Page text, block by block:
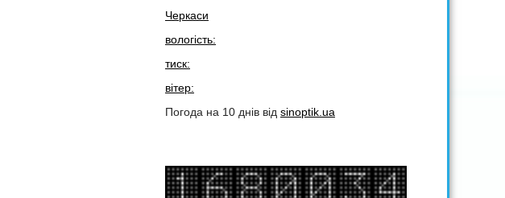
Черкаси
вологість:
тиск:
вітер:
Погода на 10 днів від sinoptik.ua